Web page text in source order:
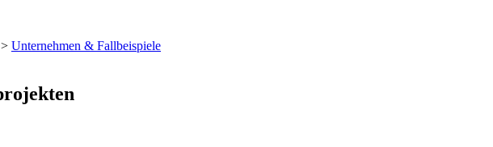
> Unternehmen & Fallbeispiele